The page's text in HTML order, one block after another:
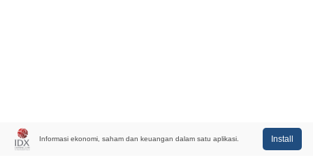
Informasi ekonomi, saham dan keuangan dalam satu aplikasi. Install